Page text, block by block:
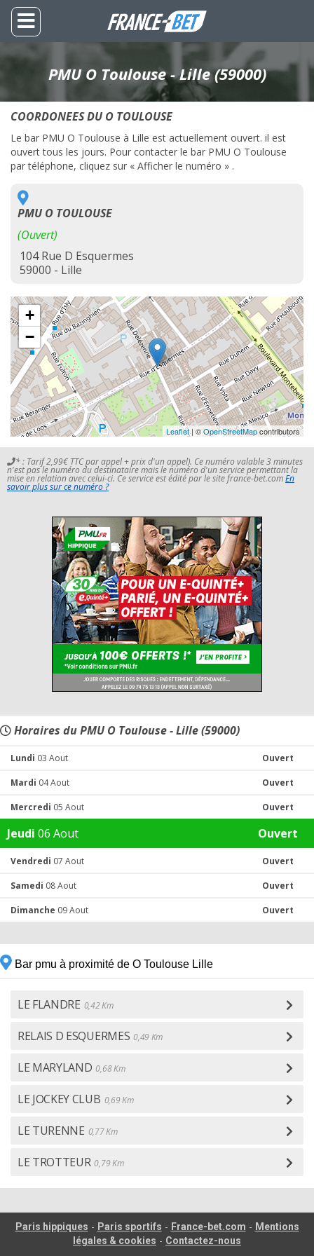
PMU O Toulouse - Lille (59000)
COORDONEES DU O TOULOUSE
Le bar PMU O Toulouse à Lille est actuellement ouvert. il est
ouvert tous les jours. Pour contacter le bar PMU O Toulouse
par téléphone, cliquez sur « Afficher le numéro » .
PMU O TOULOUSE
(Ouvert)
104 Rue D Esquermes
59000 - Lille
+
−
Leaflet| ©OpenStreetMapcontributors
* : Tarif 2,99€ TTC par appel + prix d'un appel). Ce numéro valable 3 minutes
n'est pas le numéro du destinataire mais le numéro d'un service permettant la
mise en relation avec celui-ci. Ce service est édité par le site france-bet.comEn
savoir plus sur ce numéro ?
Horaires du PMU O Toulouse - Lille (59000)
Lundi 03 Aout Ouvert
Mardi 04 Aout Ouvert
Mercredi 05 Aout Ouvert
Jeudi 06 Aout Ouvert
Vendredi 07 Aout Ouvert
Samedi 08 Aout Ouvert
Dimanche 09 Aout Ouvert
Bar pmu à proximité de O Toulouse Lille
LE FLANDRE 0,42 Km
RELAIS D ESQUERMES 0,49 Km
LE MARYLAND 0,68 Km
LE JOCKEY CLUB 0,69 Km
LE TURENNE 0,77 Km
LE TROTTEUR 0,79 Km
Paris hippiques - Paris sportifs - France-bet.com - Mentions
légales & cookies - Contactez-nous